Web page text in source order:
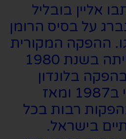
אליין בובליל
על בסיס הרומן
ההפקה המקורית
של המחזמר הייתה בשנת 1980
בלונדון
1985 ובברודווי ב1987 ומאז
רבות בכל
בישראל.